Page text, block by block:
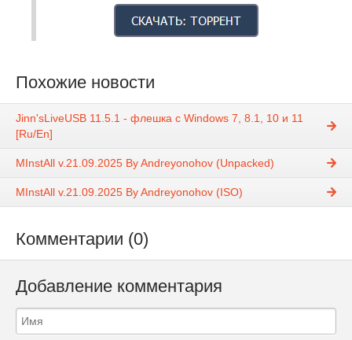
Похожие новости
Jinn'sLiveUSB 11.5.1 - флешка с Windows 7, 8.1, 10 и 11
[Ru/En]
MInstAll v.21.09.2025 By Andreyonohov (Unpacked)
MInstAll v.21.09.2025 By Andreyonohov (ISO)
Комментарии (0)
Добавление комментария